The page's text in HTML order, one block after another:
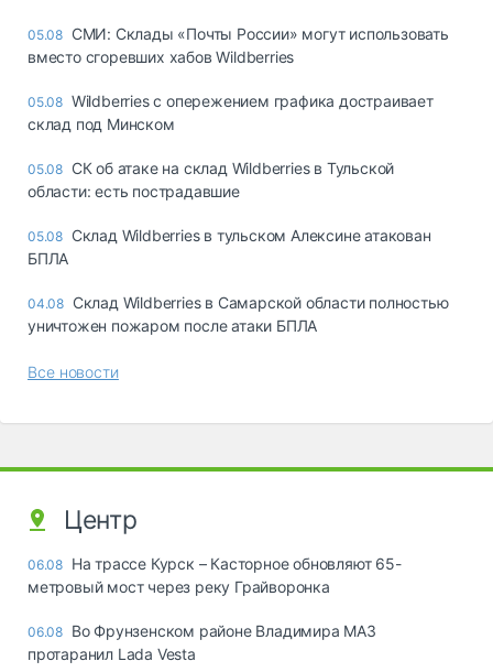
05.08 СМИ: Склады «Почты России» могут использовать
вместо сгоревших хабов Wildberries
05.08 Wildberries с опережением графика достраивает
склад под Минском
05.08 СК об атаке на склад Wildberries в Тульской
области: есть пострадавшие
05.08 Склад Wildberries в тульском Алексине атакован
БПЛА
04.08 Склад Wildberries в Самарской области полностью
уничтожен пожаром после атаки БПЛА
Все новости
Центр
06.08 На трассе Курск – Касторное обновляют 65-
метровый мост через реку Грайворонка
06.08 Во Фрунзенском районе Владимира МАЗ
протаранил Lada Vesta